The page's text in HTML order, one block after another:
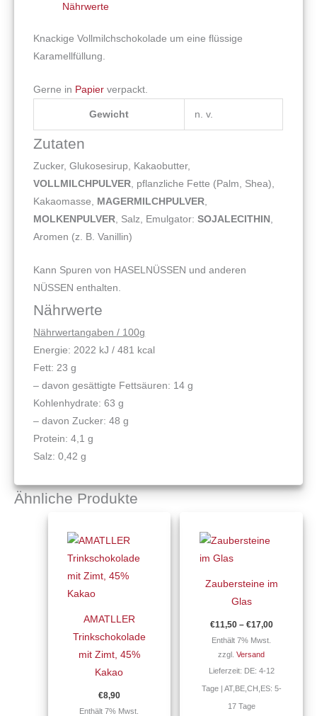
Nährwerte
Knackige Vollmilchschokolade um eine flüssige
Karamellfüllung.
Gerne in Papier verpackt.
Gewicht n. v.
Zutaten
Zucker, Glukosesirup, Kakaobutter,
VOLLMILCHPULVER, pflanzliche Fette (Palm, Shea),
Kakaomasse, MAGERMILCHPULVER,
MOLKENPULVER, Salz, Emulgator:SOJALECITHIN ,
Aromen (z. B. Vanillin)
Kann Spuren von HASELNÜSSEN und anderen
NÜSSEN enthalten.
Nährwerte
Nährwertangaben / 100g
Energie: 2022 kJ / 481 kcal
Fett: 23 g
– davon gesättigte Fettsäuren: 14 g
Kohlenhydrate: 63 g
– davon Zucker: 48 g
Protein: 4,1 g
Salz: 0,42 g
Ähnliche Produkte
AMATLLER
Trinkschokolade
mit Zimt, 45%
Kakao
€8,90
Enthält 7% Mwst.
Zaubersteine im
Glas
€11,50 – €17,00
Enthält 7% Mwst.
zzgl.Versand
Lieferzeit: DE: 4-12
Tage | AT,BE,CH,ES: 5-
17 Tage
Produkt
Die
Optionen